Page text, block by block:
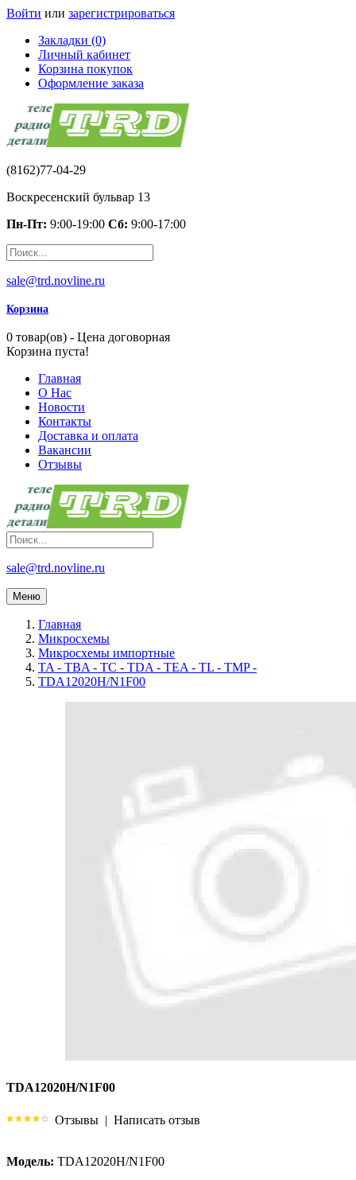
Войти или зарегистрироваться
Закладки (0)
Личный кабинет
Корзина покупок
Оформление заказа
(8162)77-04-29
Воскресенский бульвар 13
Пн-Пт: 9:00-19:00 Сб: 9:00-17:00
sale@trd.novline.ru
Корзина
0 товар(ов) - Цена договорная
Корзина пуста!
Главная
О Нас
Новости
Контакты
Доставка и оплата
Вакансии
Отзывы
sale@trd.novline.ru
Меню
Главная
Микросхемы
Микросхемы импортные
TA - TBA - TC - TDA - TEA - TL - TMP -
TDA12020H/N1F00
TDA12020H/N1F00
Отзывы | Написать отзыв
Модель: TDA12020H/N1F00